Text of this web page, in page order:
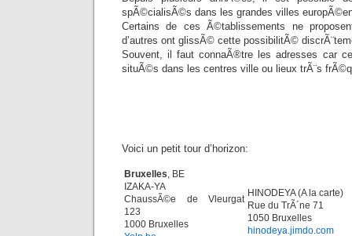
spÃ©cialisÃ©s dans les grandes villes
Certains de ces Ã©tablissements ne
d’autres ont glissÃ© cette possibilitÃ©
Souvent, il faut connaÃ®tre les adresses car
situÃ©s dans les centres ville ou lieux trÃ¨s
Voici un petit tour d’horizon:
Bruxelles, BE
IZAKA-YA
ChaussÃ©e de Vleurgat
123
1000 Bruxelles
HINODEYA (A la carte)
Rue du TrÃ´ne 71
1050 Bruxelles
hinodeya.jimdo.com